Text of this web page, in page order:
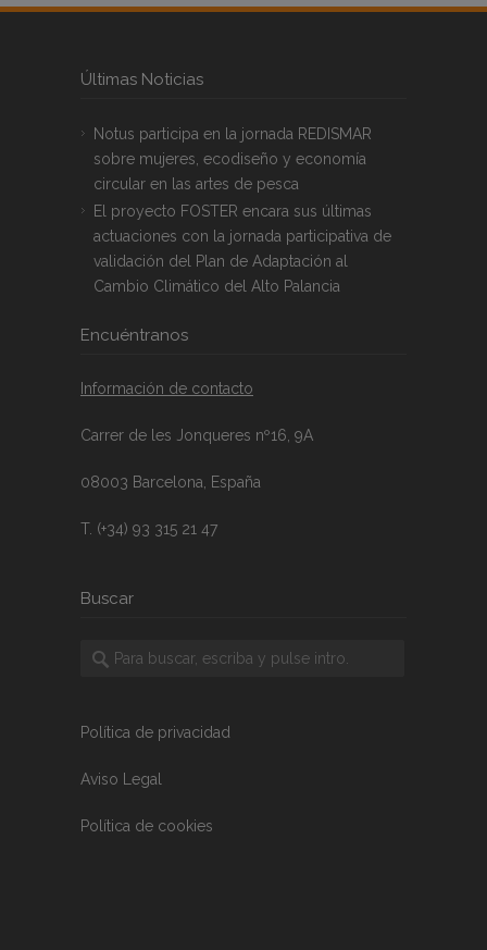
Últimas Noticias
Notus participa en la jornada REDISMAR
sobre mujeres, ecodiseño y economía
circular en las artes de pesca
El proyecto FOSTER encara sus últimas
actuaciones con la jornada participativa de
validación del Plan de Adaptación al
Cambio Climático del Alto Palancia
Encuéntranos
Información de contacto
Carrer de les Jonqueres nº16, 9A
08003 Barcelona, España
T. (+34) 93 315 21 47
Buscar
Política de privacidad
Aviso Legal
Política de cookies